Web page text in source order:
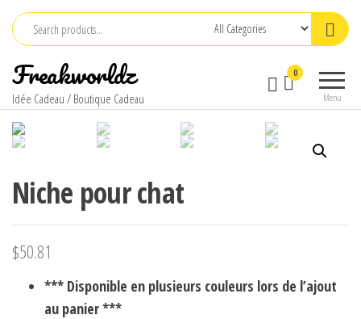
Skip
content
Freakworldz
Idée Cadeau / Boutique Cadeau Menu
0
Niche pour chat
$50.81
*** Disponible en plusieurs couleurs lors de l’ajout
au panier ***